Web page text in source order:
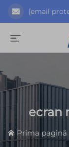
[email
ecran
Prima pagină